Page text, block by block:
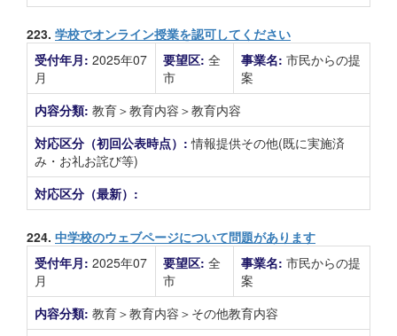
223. 学校でオンライン授業を認可してください
受付年月: 2025年07
月
要望区: 全
市
事業名: 市民からの提
案
内容分類: 教育＞教育内容＞教育内容
対応区分（初回公表時点）:情報提供その他(既に実施済
み・お礼お詫び等)
対応区分（最新）:
224. 中学校のウェブページについて問題があります
受付年月: 2025年07
月
要望区: 全
市
事業名: 市民からの提
案
内容分類: 教育＞教育内容＞その他教育内容